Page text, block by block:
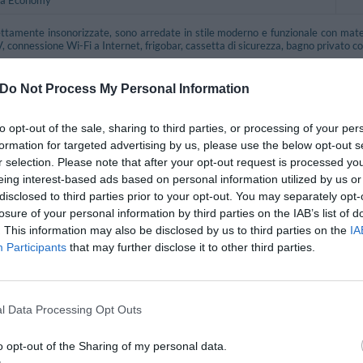
Do Not Process My Personal Information
opt-out of the sale, sharing to third parties, or processing of your
for targeted advertising by us, please use the below opt-out
selection. Please note that after your opt-out request is processed
interest-based ads based on personal information utilized by us
to third parties prior to your opt-out. You may separately
of your personal information by third parties on the IAB’s list of
This information may also be disclosed by us to third parties on the
Participants that may further disclose it to other third parties.
Data Processing Opt Outs
opt-out of the Sharing of my personal data.
insonorizzate, sono arredate in stile moderno e funzionale con
connessione Wi-Fi a Internet, frigobar, cassetta di sicurezza, bagno privato
per soddisfare i desideri dei clienti più esigenti, dispongono di vasca
Matrimoniale, Tripla, Doppia uso Singola, Matrimoniale Suite,
nel prezzo
Piccola Taglia Aria condizionata nelle aree comuni
Check In e Check Out Rapidi
Informazioni Turistiche
per Meeting /
Parcheggio Esterno su strada
Personale Multilingua
Reception - 24 ore su 24
e Bar
mattino prevede delizie e bevande per tutti i gusti, con un'infinità di prodotti